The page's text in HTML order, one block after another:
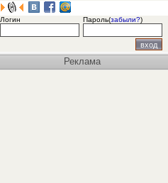
Логин Пароль(забыли?)
Реклама